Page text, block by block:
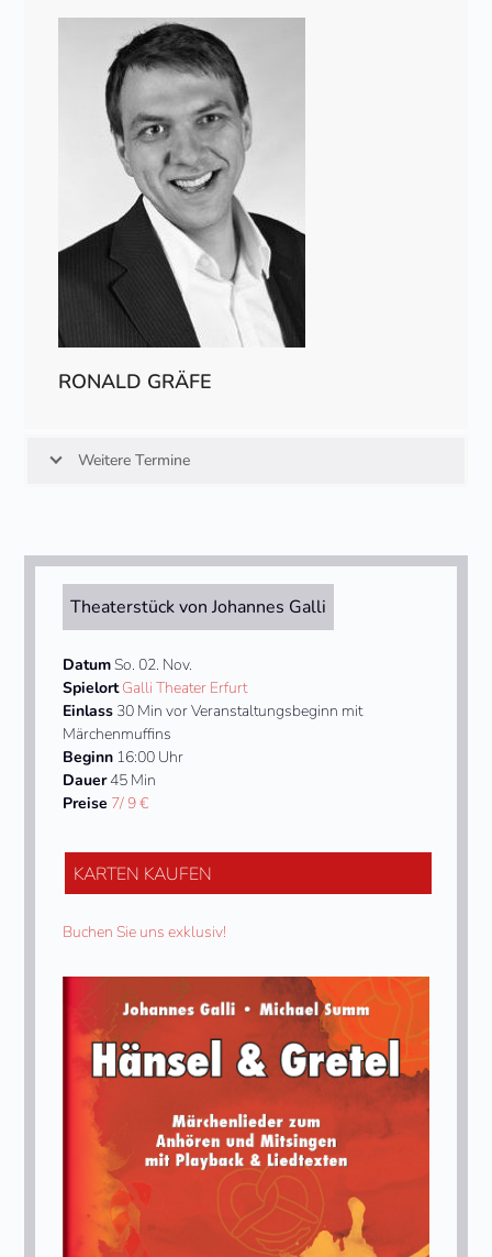
RONALD GRÄFE
Weitere Termine
Theaterstück von Johannes Galli
DatumSo. 02. Nov.
SpielortGalli Theater Erfurt
Einlass 30 Min vor Veranstaltungsbeginn mit
Märchenmuffins
Beginn 16:00 Uhr
Dauer45 Min
Preise 7/ 9 €
KARTEN KAUFEN
Buchen Sie uns exklusiv!